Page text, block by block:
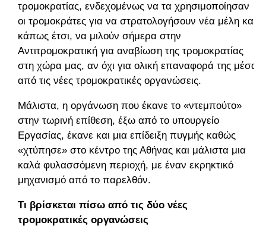
τρομοκρατίας, ενδεχομένως να τα χρησιμοποίησαν
οι τρομοκράτες για να στρατολογήσουν νέα μέλη και
κάπως έτσι, να μιλούν σήμερα στην
Αντιτρομοκρατική για αναβίωση της τρομοκρατίας
στη χώρα μας, αν όχι για ολική επαναφορά της μέσα
από τις νέες τρομοκρατικές οργανώσεις.
Μάλιστα, η οργάνωση που έκανε το «ντεμπούτο»
στην τωρινή επίθεση, έξω από το υπουργείο
Εργασίας, έκανε και μια επίδειξη πυγμής καθώς
«χτύπησε» στο κέντρο της Αθήνας και μάλιστα μια
καλά φυλασσόμενη περιοχή, με έναν εκρηκτικό
μηχανισμό από το παρελθόν.
Τι βρίσκεται πίσω από τις δύο νέες
τρομοκρατικές οργανώσεις